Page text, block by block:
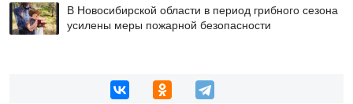
В Новосибирской области в период грибного сезона
усилены меры пожарной безопасности